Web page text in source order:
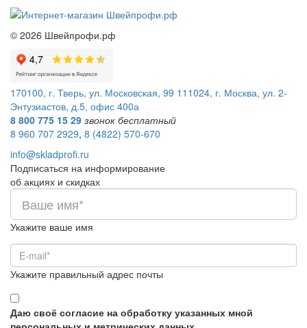
© 2026 Швейпрофи.рф
170100, г. Тверь, ул. Московская, 99 111024, г. Москва, ул. 2-
Энтузиастов, д.5, офис 400а
8 800 775 15 29 звонок бесплатный
8 960 707 2929, 8 (4822) 570-670
info@skladprofi.ru
Подписаться на информирование
об акциях и скидках
Укажите ваше имя
Укажите правильный адрес почты
Даю своё согласие на обработку указанных мной